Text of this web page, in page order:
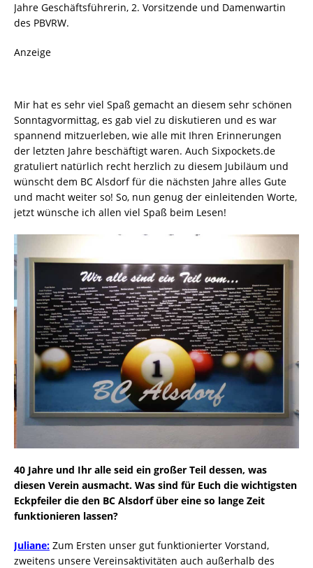
Jahre Geschäftsführerin, 2. Vorsitzende und Damenwartin
des PBVRW.
Anzeige
Mir hat es sehr viel Spaß gemacht an diesem sehr schönen
Sonntagvormittag, es gab viel zu diskutieren und es war
spannend mitzuerleben, wie alle mit Ihren Erinnerungen
der letzten Jahre beschäftigt waren. Auch Sixpockets.de
gratuliert natürlich recht herzlich zu diesem Jubiläum und
wünscht dem BC Alsdorf für die nächsten Jahre alles Gute
und macht weiter so! So, nun genug der einleitenden Worte,
jetzt wünsche ich allen viel Spaß beim Lesen!
40 Jahre und Ihr alle seid ein großer Teil dessen, was
diesen Verein ausmacht. Was sind für Euch die wichtigsten
Eckpfeiler die den BC Alsdorf über eine so lange Zeit
funktionieren lassen?
Juliane: Zum Ersten unser gut funktionierter Vorstand,
zweitens unsere Vereinsaktivitäten auch außerhalb des